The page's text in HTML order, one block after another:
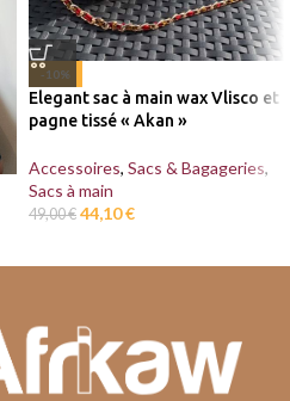
-10%
Elegant sac à main wax Vlisco et
pagne tissé « Akan »
Accessoires, Sacs & Bagageries,
Sacs à main
49,00€ 44,10€